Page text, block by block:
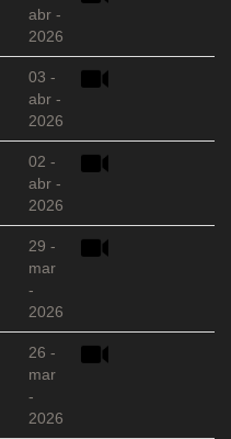
abr -
2026
03 -
abr -
2026
02 -
abr -
2026
29 -
mar
-
2026
26 -
mar
-
2026